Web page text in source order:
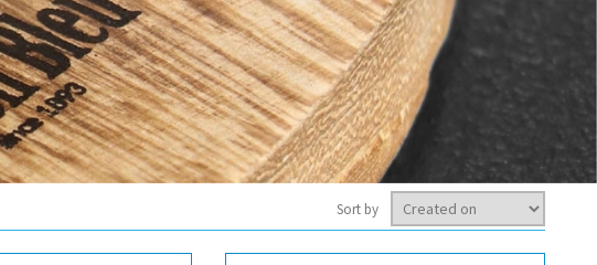
Sort by